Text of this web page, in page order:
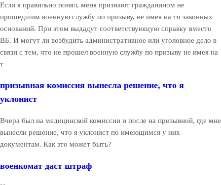
Если я правильно понял, меня признают гражданином не
прошедшим военную службу по призыву, не имея на то законных
оснований. При этом выдадут соответствующую справку вместо
ВБ. И могут ли возбудить административное или уголовное дело в
связи с тем, что не прошел военную службу по призыву не имея на
т
призывная комиссия вынесла решение, что я
уклонист
Вчера был на медицинской комиссии и после на призывной, где мне
вынесли решение, что я уклонист по имеющимся у них
документам. Как это может быть?
военкомат даст штраф